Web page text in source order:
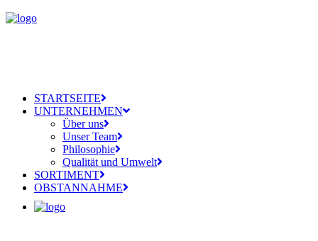
STARTSEITE
UNTERNEHMEN
Über uns
Unser Team
Philosophie
Qualität und Umwelt
SORTIMENT
OBSTANNAHME